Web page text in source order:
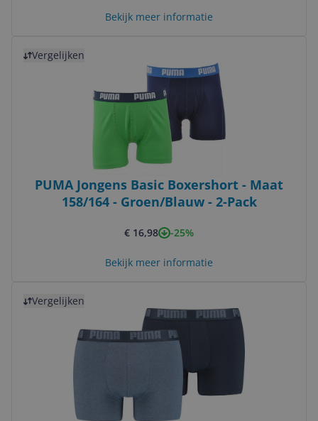
Bekijk meer informatie
Vergelijken
PUMA Jongens Basic Boxershort - Maat
158/164 - Groen/Blauw - 2-Pack
€ 16,98 -25%
Bekijk meer informatie
Vergelijken